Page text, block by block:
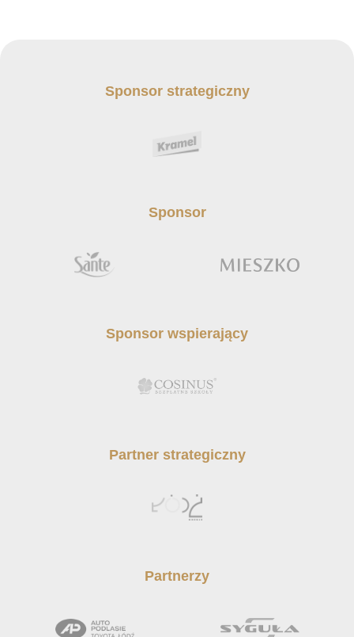
Sponsor strategiczny
Sponsor
Sponsor wspierający
Partner strategiczny
Partnerzy